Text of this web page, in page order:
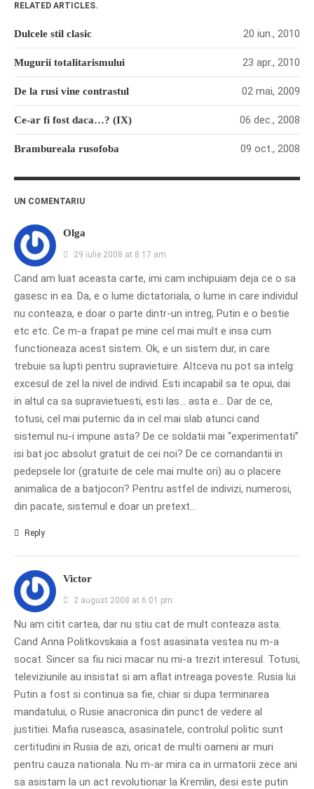
RELATED ARTICLES.
Dulcele stil clasic 20 iun., 2010
Mugurii totalitarismului 23 apr., 2010
De la rusi vine contrastul 02 mai, 2009
Ce-ar fi fost daca…? (IX) 06 dec., 2008
Brambureala rusofoba 09 oct., 2008
UN COMENTARIU
Olga
29 iulie 2008 at 8:17 am
Cand am luat aceasta carte, imi cam inchipuiam deja ce o sa
gasesc in ea. Da, e o lume dictatoriala, o lume in care individul
nu conteaza, e doar o parte dintr-un intreg, Putin e o bestie
etc etc. Ce m-a frapat pe mine cel mai mult e insa cum
functioneaza acest sistem. Ok, e un sistem dur, in care
trebuie sa lupti pentru supravietuire. Altceva nu pot sa intelg:
excesul de zel la nivel de individ. Esti incapabil sa te opui, dai
in altul ca sa supravietuesti, esti las… asta e… Dar de ce,
totusi, cel mai puternic da in cel mai slab atunci cand
sistemul nu-i impune asta? De ce soldatii mai “experimentati”
isi bat joc absolut gratuit de cei noi? De ce comandantii in
pedepsele lor (gratuite de cele mai multe ori) au o placere
animalica de a batjocori? Pentru astfel de indivizi, numerosi,
din pacate, sistemul e doar un pretext…
Reply
Victor
2 august 2008 at 6:01 pm
Nu am citit cartea, dar nu stiu cat de mult conteaza asta.
Cand Anna Politkovskaia a fost asasinata vestea nu m-a
socat. Sincer sa fiu nici macar nu mi-a trezit interesul. Totusi,
televiziunile au insistat si am aflat intreaga poveste. Rusia lui
Putin a fost si continua sa fie, chiar si dupa terminarea
mandatului, o Rusie anacronica din punct de vedere al
justitiei. Mafia ruseasca, asasinatele, controlul politic sunt
certitudini in Rusia de azi, oricat de multi oameni ar muri
pentru cauza nationala. Nu m-ar mira ca in urmatorii zece ani
sa asistam la un act revolutionar la Kremlin, desi este putin